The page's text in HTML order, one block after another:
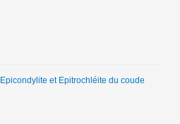
Epicondylite et Epitrochléite du coude